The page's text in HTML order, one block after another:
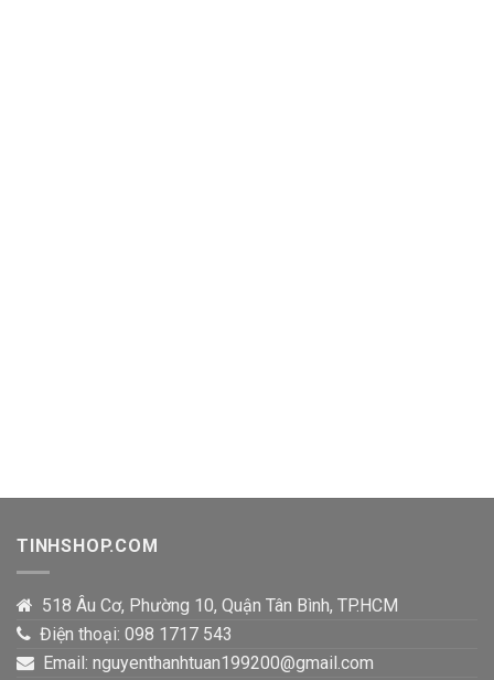
TINHSHOP.COM
518 Âu Cơ, Phường 10, Quận Tân Bình, TP.HCM
Điện thoại: 098 1717 543
Email: nguyenthanhtuan199200@gmail.com